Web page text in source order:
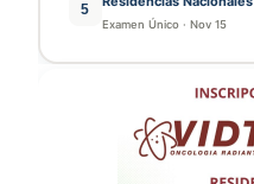
5
Examen Único · Nov 15